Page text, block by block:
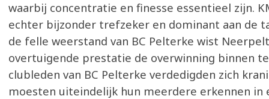
waarbij concentratie en finesse essentieel zijn.
echter bijzonder trefzeker en dominant aan de
de felle weerstand van BC Pelterke wist
overtuigende prestatie de overwinning binnen
clubleden van BC Pelterke verdedigden zich
moesten uiteindelijk hun meerdere erkennen in